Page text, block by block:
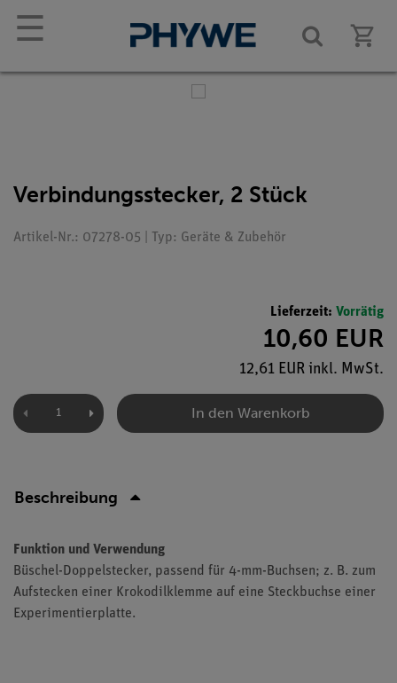
☰
Verbindungsstecker, 2 Stück
Artikel-Nr.: 07278-05 | Typ: Geräte & Zubehör
Lieferzeit: Vorrätig
10,60 EUR
12,61 EUR inkl. MwSt.
In den Warenkorb
Beschreibung
Funktion und Verwendung
Büschel-Doppelstecker, passend für 4-mm-Buchsen; z. B. zum
Aufstecken einer Krokodilklemme auf eine Steckbuchse einer
Experimentierplatte.